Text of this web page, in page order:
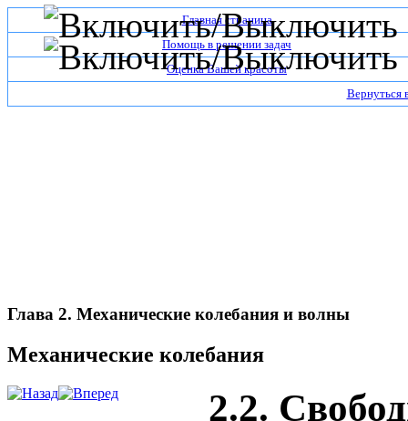
Главная страница
Помощь в решении задач
Оценка Вашей красоты
Вернуться
Глава 2. Механические колебания и волны
Механические колебания
2.2.